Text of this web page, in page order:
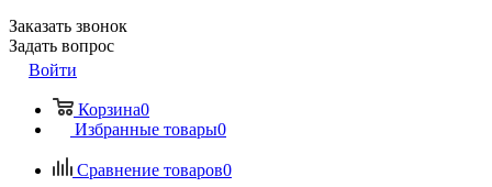
Заказать звонок
Задать вопрос
Войти
Корзина0
Избранные товары0
Сравнение товаров0